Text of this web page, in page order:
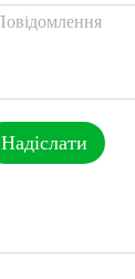
Надіслати